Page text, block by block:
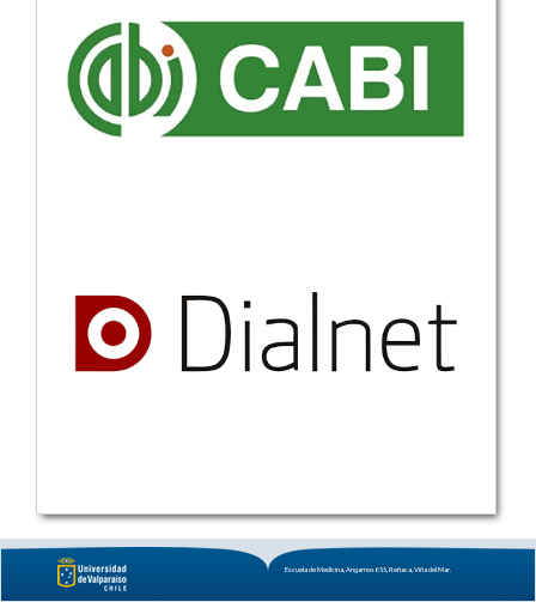
Escuela de Medicina, Angamos 655, Reñaca, Viña del Mar.